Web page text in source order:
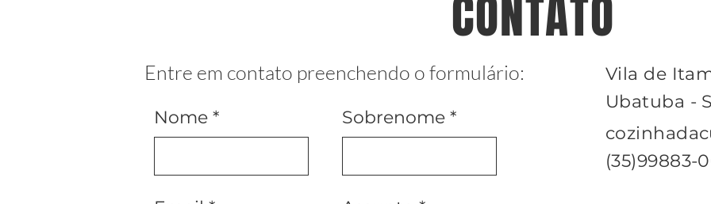
CONTATO
Entre em contato preenchendo o formulário:
Nome Sobrenome
Vila de
Ubatuba -
(35)99883-